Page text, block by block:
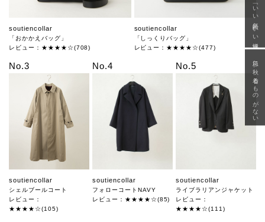
soutiencollar
「おかかえバッグ」
レビュー：★★★★☆(708)
soutiencollar
「しっくりバッグ」
レビュー：★★★★☆(477)
No.3
soutiencollar
シェルブールコート
レビュー：
★★★★☆(105)
No.4
soutiencollar
フォローコートNAVY
レビュー：★★★★☆(85)
No.5
soutiencollar
ライブラリアンジャケット
レビュー：
★★★★☆(111)
「いい年齢 いい洋服」
急に秋、着るものがない